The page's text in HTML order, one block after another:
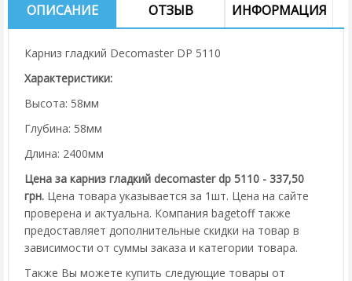
ОПИСАНИЕ ОТЗЫВ ИНФОРМАЦИЯ
Карниз гладкий Decomaster DP 5110
Характеристики:
Высота: 58мм
Глубина: 58мм
Длина: 2400мм
Цена за карниз гладкий decomaster dp 5110 - 337,50
грн. Цена товара указывается за 1шт. Цена на сайте
проверена и актуальна. Компания bagetoff также
предоставляет дополнительные скидки на товар в
зависимости от суммы заказа и категории товара.
Также Вы можете купить следующие товары от